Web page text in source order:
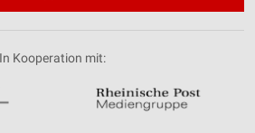
In Kooperation mit: